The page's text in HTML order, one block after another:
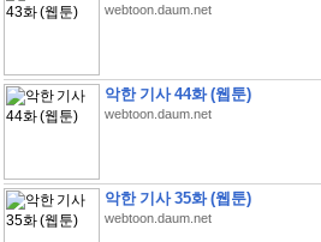
webtoon.daum.net
악한 기사 44화 (웹툰)
webtoon.daum.net
악한 기사 35화 (웹툰)
webtoon.daum.net